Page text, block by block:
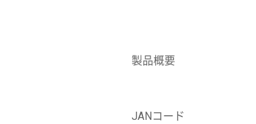
製品概要
JANコード